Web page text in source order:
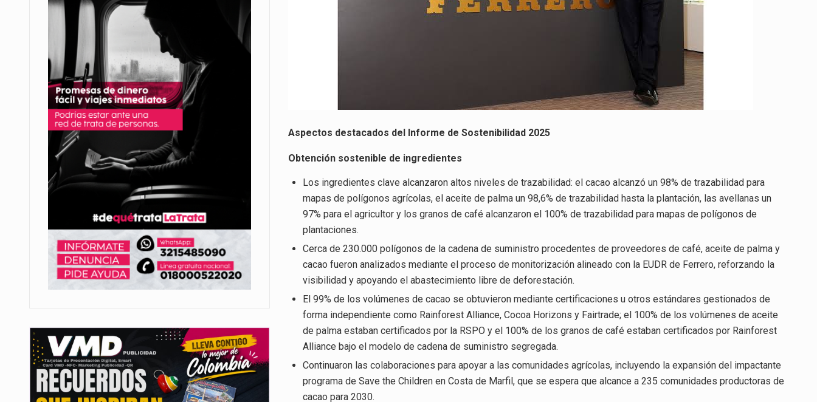
Aspectos destacados del Informe de Sostenibilidad 2025
Obtención sostenible de ingredientes
Los ingredientes clave alcanzaron altos niveles de trazabilidad: el cacao alcanzó un 98% de trazabilidad para
mapas de polígonos agrícolas, el aceite de palma un 98,6% de trazabilidad hasta la plantación, las avellanas un
97% para el agricultor y los granos de café alcanzaron el 100% de trazabilidad para mapas de polígonos de
plantaciones.
Cerca de 230.000 polígonos de la cadena de suministro procedentes de proveedores de café, aceite de palma y
cacao fueron analizados mediante el proceso de monitorización alineado con la EUDR de Ferrero, reforzando la
visibilidad y apoyando el abastecimiento libre de deforestación.
El 99% de los volúmenes de cacao se obtuvieron mediante certificaciones u otros estándares gestionados de
forma independiente como Rainforest Alliance, Cocoa Horizons y Fairtrade; el 100% de los volúmenes de aceite
de palma estaban certificados por la RSPO y el 100% de los granos de café estaban certificados por Rainforest
Alliance bajo el modelo de cadena de suministro segregada.
Continuaron las colaboraciones para apoyar a las comunidades agrícolas, incluyendo la expansión del impactante
programa de Save the Children en Costa de Marfil, que se espera que alcance a 235 comunidades productoras de
cacao para 2030.